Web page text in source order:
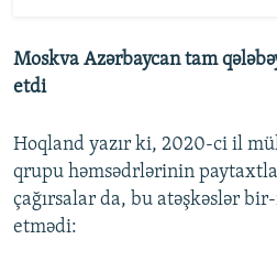
Moskva Azərbaycan tam
etdi
Hoqland yazır ki, 2020-ci il
qrupu həmsədrlərinin
çağırsalar da, bu atəşkəslər
etmədi: